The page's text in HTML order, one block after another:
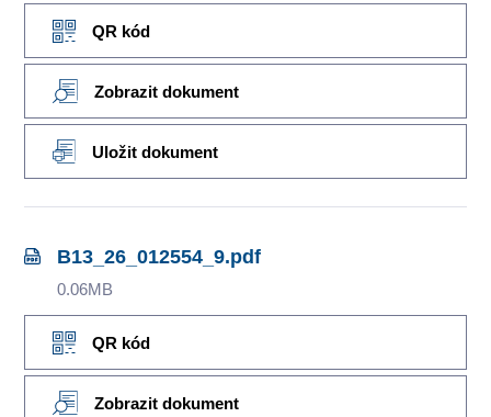
QR kód
Zobrazit dokument
Uložit dokument
B13_26_012554_9.pdf
0.06MB
QR kód
Zobrazit dokument